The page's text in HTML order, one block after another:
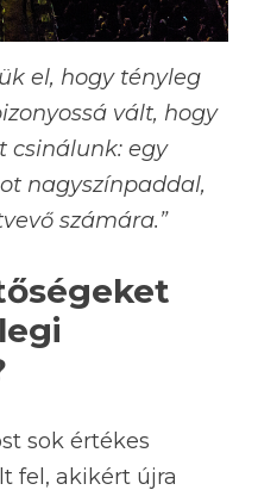
el, hogy tényleg
vált, hogy
csinálunk: egy
nagyszínpaddal,
számára.”
sok értékes
fel, akikért újra